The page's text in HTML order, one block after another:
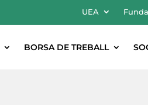
UEA
BORSA DE TREBALL